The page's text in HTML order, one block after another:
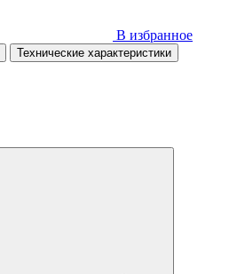
В избранное
Технические характеристики